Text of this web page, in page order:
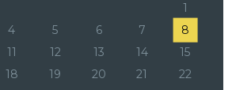
1
4 5 6 7
8
11 12 13 14
15
18 19 20 21
22